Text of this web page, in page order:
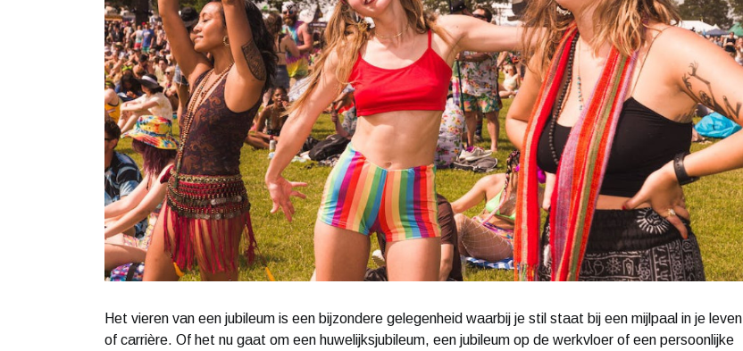
Het vieren van een jubileum is een bijzondere gelegenheid waarbij je stil staat bij een mijlpaal in je leven
of carrière. Of het nu gaat om een huwelijksjubileum, een jubileum op de werkvloer of een persoonlijke